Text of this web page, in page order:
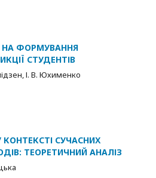
ФОРМУВАННЯ
СТУДЕНТІВ
І. В. Юхименко
СУЧАСНИХ
ТЕОРЕТИЧНИЙ АНАЛІЗ